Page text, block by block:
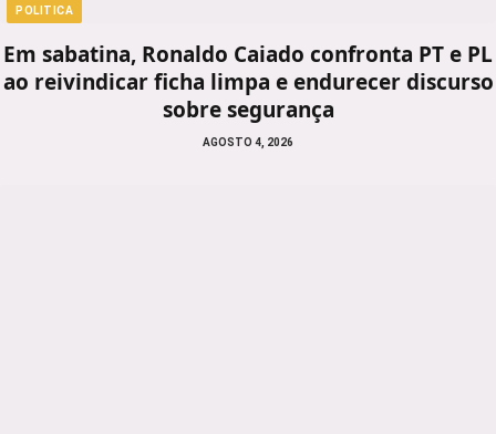
POLITICA
Em sabatina, Ronaldo Caiado confronta PT e PL
ao reivindicar ficha limpa e endurecer discurso
sobre segurança
AGOSTO 4, 2026